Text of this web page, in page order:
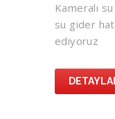
Kameralı
su gider
ediyoruz